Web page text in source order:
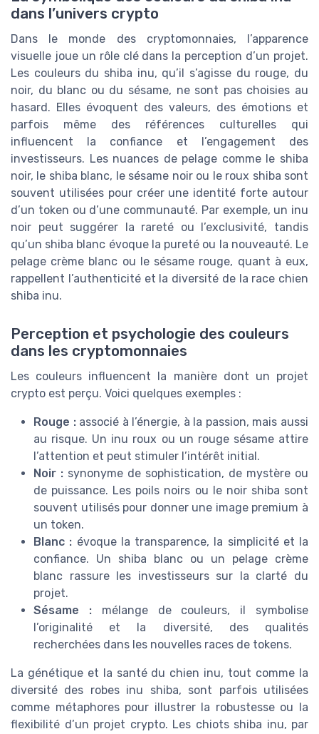
dans l’univers crypto
Dans le monde des cryptomonnaies, l’apparence
visuelle joue un rôle clé dans la perception d’un projet.
Les couleurs du shiba inu, qu’il s’agisse du rouge, du
noir, du blanc ou du sésame, ne sont pas choisies au
hasard. Elles évoquent des valeurs, des émotions et
parfois même des références culturelles qui
influencent la confiance et l’engagement des
investisseurs. Les nuances de pelage comme le shiba
noir, le shiba blanc, le sésame noir ou le roux shiba sont
souvent utilisées pour créer une identité forte autour
d’un token ou d’une communauté. Par exemple, un inu
noir peut suggérer la rareté ou l’exclusivité, tandis
qu’un shiba blanc évoque la pureté ou la nouveauté. Le
pelage crème blanc ou le sésame rouge, quant à eux,
rappellent l’authenticité et la diversité de la race chien
shiba inu.
Perception et psychologie des couleurs
dans les cryptomonnaies
Les couleurs influencent la manière dont un projet
crypto est perçu. Voici quelques exemples :
Rouge :associé à l’énergie, à la passion, mais aussi
au risque. Un inu roux ou un rouge sésame attire
l’attention et peut stimuler l’intérêt initial.
Noir : synonyme de sophistication, de mystère ou
de puissance. Les poils noirs ou le noir shiba sont
souvent utilisés pour donner une image premium à
un token.
Blanc : évoque la transparence, la simplicité et la
confiance. Un shiba blanc ou un pelage crème
blanc rassure les investisseurs sur la clarté du
projet.
Sésame :mélange de couleurs, il symbolise
l’originalité et la diversité, des qualités
recherchées dans les nouvelles races de tokens.
La génétique et la santé du chien inu, tout comme la
diversité des robes inu shiba, sont parfois utilisées
comme métaphores pour illustrer la robustesse ou la
flexibilité d’un projet crypto. Les chiots shiba inu, par